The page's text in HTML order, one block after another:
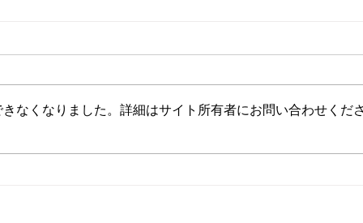
なくなりました。詳細はサイト所有者にお問い合わせくださ